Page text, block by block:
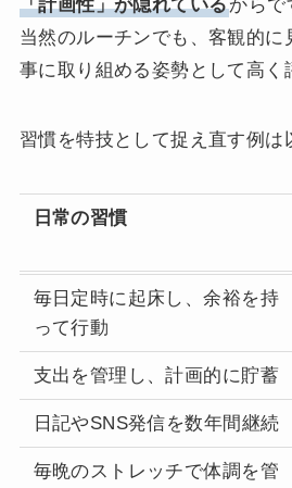
「計画性」が隠れているからで
当然のルーチンでも、客観的に
事に取り組める姿勢として高く
習慣を特技として捉え直す例は
日常の習慣
毎日定時に起床し、余裕を持
って行動
支出を管理し、計画的に貯蓄
日記やSNS発信を数年間継続
毎晩のストレッチで体調を管